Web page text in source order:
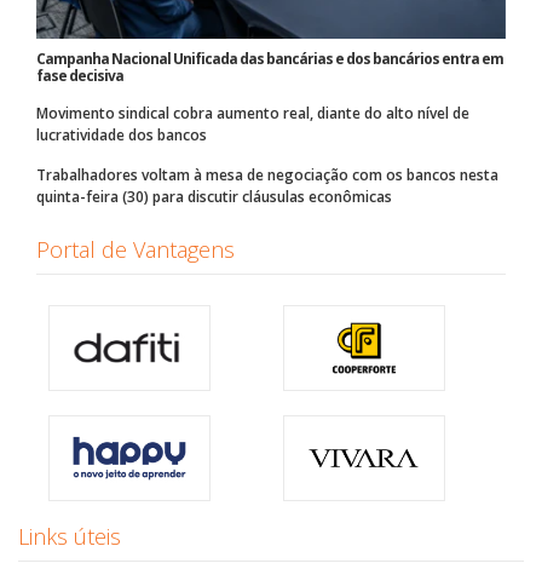
Campanha Nacional Unificada das bancárias e dos bancários entra em
fase decisiva
Movimento sindical cobra aumento real, diante do alto nível de
lucratividade dos bancos
Trabalhadores voltam à mesa de negociação com os bancos nesta
quinta-feira (30) para discutir cláusulas econômicas
Portal de Vantagens
Links úteis